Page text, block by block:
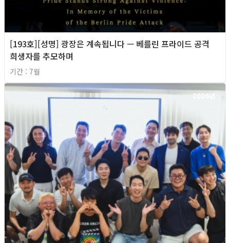
[193호][성명] 광장은 계속됩니다 — 베를린 프라이드 공격
희생자를 추모하며
기간 : 7월
2026년